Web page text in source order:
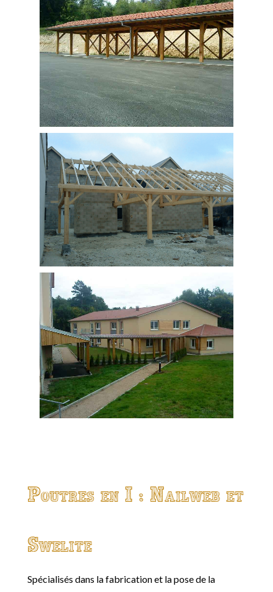
Poutres en I : Nailweb et
Swelite
Spécialisés dans la fabrication et la pose de la